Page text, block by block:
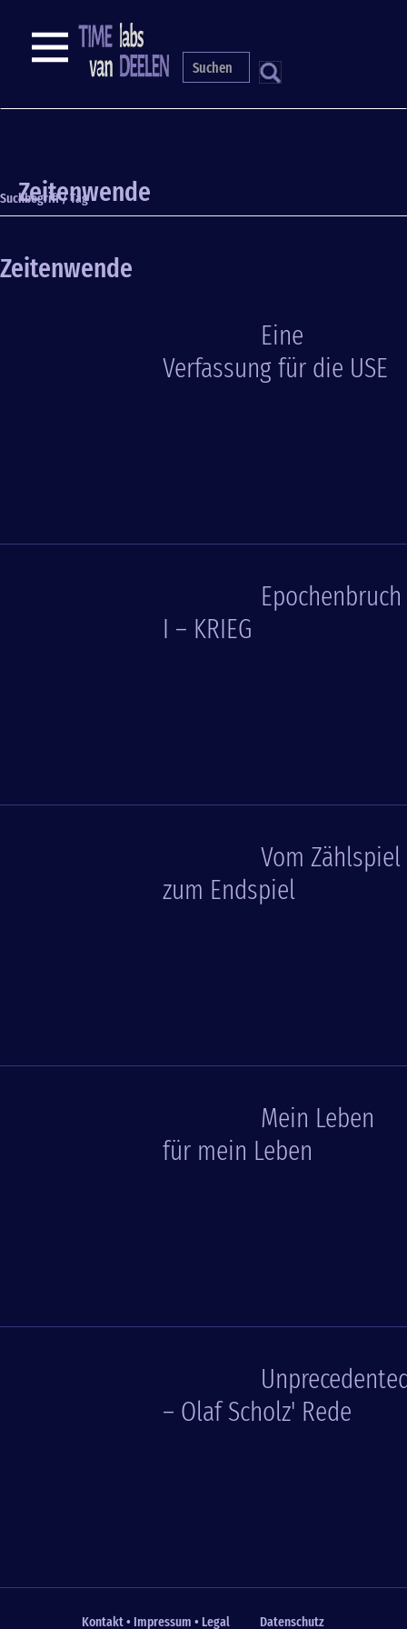
S
NAVIGATION
Zeitenwende
Suchbegriff / Tag
Zeitenwende
Eine
Verfassung für die USE
Epochenbruch
I – KRIEG
Vom Zählspiel
zum Endspiel
Mein Leben
für mein Leben
– Olaf Scholz' Rede
Kontakt • Impressum • Legal Datenschutz